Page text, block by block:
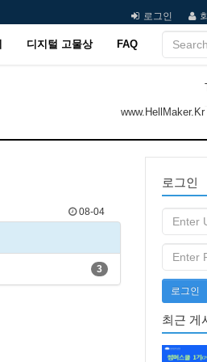
로그인
디지털 고물상 FAQ
www.HellMaker.Kr
08-04
3
로그인
로그인
최근 게